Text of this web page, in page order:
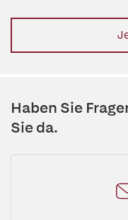
Haben Sie
Sie da.